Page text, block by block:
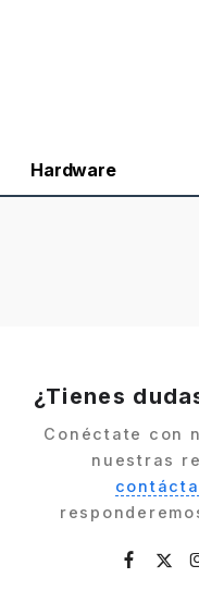
Hardware
¿Tienes
Conéctate con
nuestras